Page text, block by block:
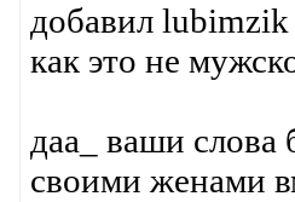
добавил
как это не
даа_ ваши
своими женами